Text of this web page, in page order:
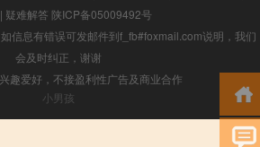
| 疑难解答 陕ICP备05009492号
信息有错误可发邮件到f_fb#foxmail.com说明，我们
会及时纠正，谢谢
趣爱好，不接盈利性广告及商业合作
小男孩